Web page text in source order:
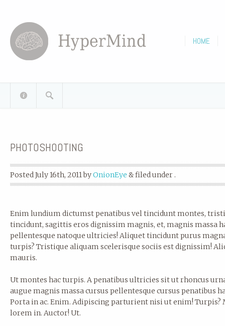
HOME
PHOTOSHOOTING
PostedJuly 16th, 2011byOnionEye & filed under .
Enim lundium dictumst penatibus vel tincidunt montes,
tincidunt, sagittis eros dignissim magnis, et, magnis massa
pellentesque natoque ultricies! Aliquet tincidunt purus
turpis? Tristique aliquam scelerisque sociis est dignissim!
mauris.
Ut montes hac turpis. A penatibus ultricies sit ut rhoncus
augue magnis massa cursus pellentesque cursus penatibus
Porta in ac. Enim. Adipiscing parturient nisi ut enim!
lorem in. Auctor! Ut.